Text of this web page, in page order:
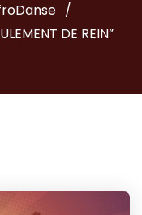
DE REIN”